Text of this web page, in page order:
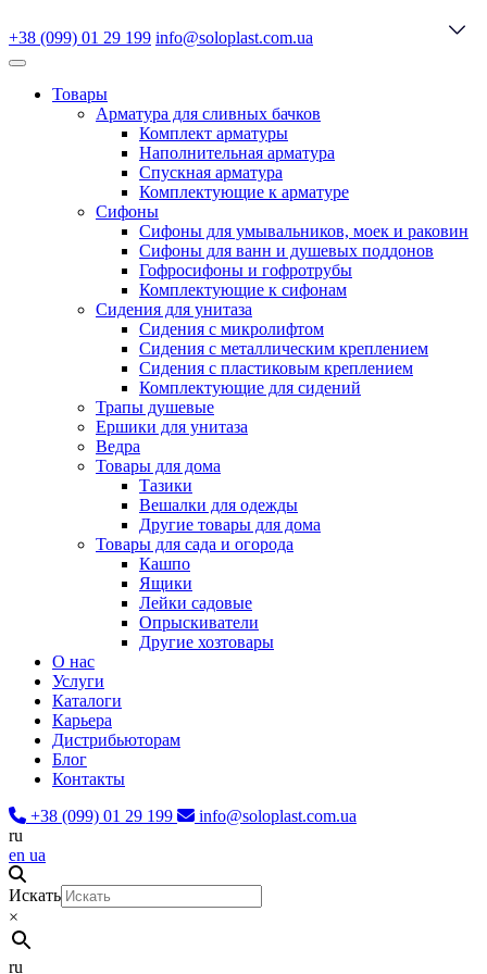
+38 (099) 01 29 199 info@soloplast.com.ua
Товары
Арматура для сливных бачков
Комплект арматуры
Наполнительная арматура
Спускная арматура
Комплектующие к арматуре
Сифоны
Сифоны для умывальников, моек и раковин
Сифоны для ванн и душевых поддонов
Гофросифоны и гофротрубы
Комплектующие к сифонам
Сидения для унитаза
Сидения с микролифтом
Сидения с металлическим креплением
Сидения с пластиковым креплением
Комплектующие для сидений
Трапы душевые
Ершики для унитаза
Ведра
Товары для дома
Тазики
Вешалки для одежды
Другие товары для дома
Товары для сада и огорода
Кашпо
Ящики
Лейки садовые
Опрыскиватели
Другие хозтовары
О нас
Услуги
Каталоги
Карьера
Дистрибьюторам
Блог
Контакты
+38 (099) 01 29 199
info@soloplast.com.ua
ru
en ua
Искать
×
ru